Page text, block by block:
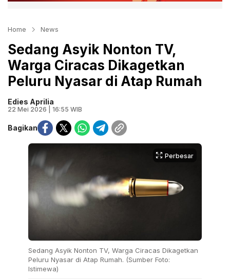
Home News
Sedang Asyik Nonton TV,
Warga Ciracas Dikagetkan
Peluru Nyasar di Atap Rumah
Edies Aprilia
22 Mei 2026 | 16:55 WIB
Bagikan
Perbesar
Sedang Asyik Nonton TV, Warga Ciracas Dikagetkan
Peluru Nyasar di Atap Rumah. (Sumber Foto:
Istimewa)